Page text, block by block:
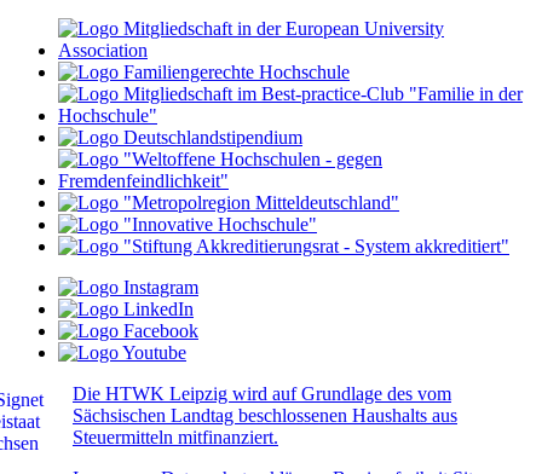
Die HTWK Leipzig wird auf Grundlage des vom
Sächsischen Landtag beschlossenen Haushalts aus
Steuermitteln mitfinanziert.